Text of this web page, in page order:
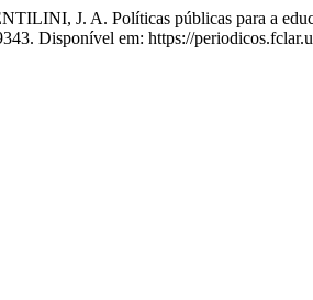
J. A. Políticas públicas para a
Disponível em: https://